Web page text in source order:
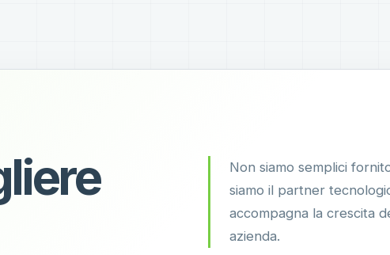
Non siamo semplici
siamo il partner
accompagna la crescita
azienda.